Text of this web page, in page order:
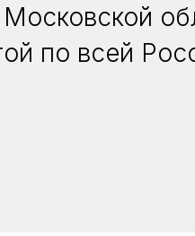
по всей